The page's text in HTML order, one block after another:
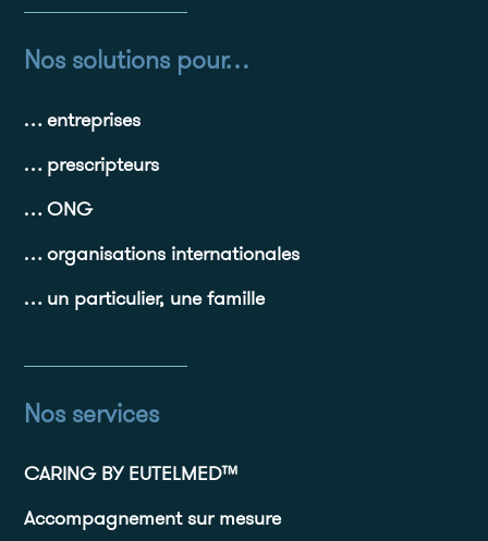
Nos solutions pour…
… entreprises
… prescripteurs
… ONG
… organisations internationales
… un particulier, une famille
Nos services
CARING BY EUTELMED™
Accompagnement sur mesure